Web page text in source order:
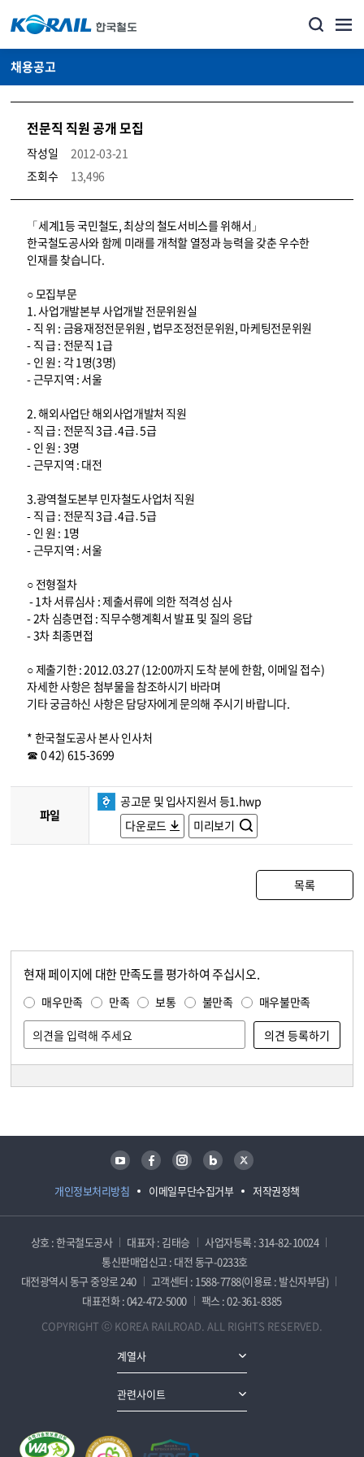
채용공고
전문직 직원 공개 모집
작성일
2012-03-21
조회수
13,496
코레일소개_경영공시_채용공고 상세보기 – 내용, 파일, 담당자 연락처로 구성
「세계1등 국민철도, 최상의 철도서비스를 위해서」
한국철도공사와 함께 미래를 개척할 열정과 능력을 갖춘 우수한
인재를 찾습니다.
○ 모집부문
1. 사업개발본부 사업개발 전문위원실
- 직 위 : 금융재정전문위원 , 법무조정전문위원, 마케팅전문위원
- 직 급 : 전문직 1급
- 인 원 : 각 1명(3명)
- 근무지역 : 서울
2. 해외사업단 해외사업개발처 직원
- 직 급 : 전문직 3급․4급․5급
- 인 원 : 3명
- 근무지역 : 대전
3.광역철도본부 민자철도사업처 직원
- 직 급 : 전문직 3급․4급․5급
- 인 원 : 1명
- 근무지역 : 서울
○ 전형절차
- 1차 서류심사 : 제출서류에 의한 적격성 심사
- 2차 심층면접 : 직무수행계획서 발표 및 질의 응답
- 3차 최종면접
○ 제출기한 : 2012.03.27 (12:00까지 도착 분에 한함, 이메일 접수)
자세한 사항은 첨부물을 참조하시기 바라며
기타 궁금하신 사항은 담당자에게 문의해 주시기 바랍니다.
* 한국철도공사 본사 인사처
☎ 0 42) 615-3699
파일
공고문 및 입사지원서 등1.hwp
다운로드
미리보기
목록
현재 페이지에 대한 만족도를 평가하여 주십시오.
매우만족 만족 보통 불만족 매우불만족
개인정보처리방침 이메일무단수집거부 저작권정책
유튜브 페이스북 인스타그램 블로그 트위터
상호 : 한국철도공사 대표자 : 김태승
사업자등록 : 314-82-10024
통신판매업신고 : 대전 동구-0233호
대전광역시 동구 중앙로 240
고객센터 : 1588-7788(이용료 : 발신자부담)
대표전화 : 042-472-5000
팩스 : 02-361-8385
COPYRIGHT ⓒ KOREA RAILROAD. ALL RIGHTS RESERVED.
계열사
관련사이트